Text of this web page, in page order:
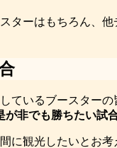
ターはもちろん、
ているブースター
が非でも勝ちたい試合
に観光したいとお考